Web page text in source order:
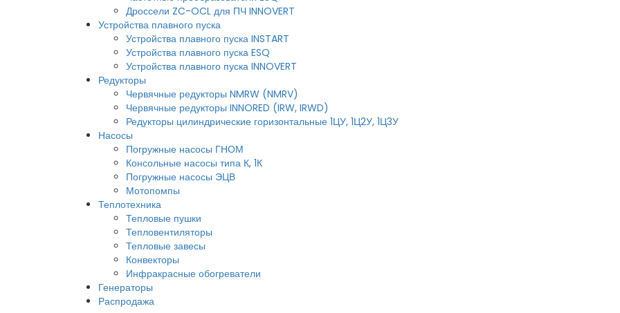
Дроссели ZC-OCL для ПЧ INNOVERT
Устройства плавного пуска
Устройства плавного пуска INSTART
Устройства плавного пуска ESQ
Устройства плавного пуска INNOVERT
Редукторы
Червячные редукторы NMRW (NMRV)
Червячные редукторы INNORED (IRW, IRWD)
Редукторы цилиндрические горизонтальные 1ЦУ, 1Ц2У, 1Ц3У
Насосы
Погружные насосы ГНОМ
Консольные насосы типа К, 1К
Погружные насосы ЭЦВ
Мотопомпы
Теплотехника
Тепловые пушки
Тепловентиляторы
Тепловые завесы
Конвекторы
Инфракрасные обогреватели
Генераторы
Распродажа